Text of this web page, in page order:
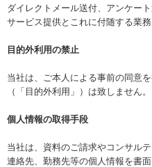
ダイレクトメール送付、アンケー
サービス提供とこれに付随する業
目的外利用の禁止
当社は、ご本人による事前の同意
（「目的外利用」）は致しません。
個人情報の取得手段
当社は、資料のご請求やコンサル
連絡先、勤務先等の個人情報を書